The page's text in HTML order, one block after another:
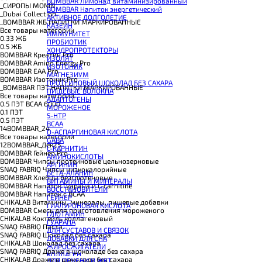
BOMBBAR Напиток энергетический
АКТИВНОЕ ДОЛГОЛЕТИЕ
КАЗЕИН
ИММУНИТЕТ
ПРОБИОТИК
ХОНДРОПРОТЕКТОРЫ
ИЗОЛЯТ
ИЗОТОНИК
МАГНЕЗИУМ
ПРОТЕИНОВЫЙ ШОКОЛАД БЕЗ САХАРА
ПИЩЕВЫЕ ВОЛОКНА
АДАПТОГЕНЫ
МОРОЖЕНОЕ
5-HTP
BCAA
D-АСПАРГИНОВАЯ КИСЛОТА
GABA
L-КАРНИТИН
АМИНОКИСЛОТЫ
АРГИНИН
БЕТА-АЛАНИН
ВИТАМИНЫ И МИНЕРАЛЫ
ВОССТАНОВИТЕЛИ
ГЕЙНЕР
ГИАЛУРОНОВАЯ КИСЛОТА
ГЛЮТАМИН
ГУАРАНА
ДЛЯ СУСТАВОВ И СВЯЗОК
ДОБАВКИ ДЛЯ СНА
ЖИРОСЖИГАТЕЛИ
КОЛЛАГЕН
ДЛЯ ПЕЧЕНИ И ЖКТ
_CИРОПЫ MONIN
_Dubai Collection
_BOMBBAR ЖБ НАПИТКИ МАРКИРОВАННЫЕ
Все товары категории
0.33 ЖБ
0.5 ЖБ
BOMBBAR Креатин Pro
BOMBBAR Amino Energy Pro
BOMBBAR EAA Pro
BOMBBAR Изотоник Pro
_BOMBBAR ПЭТ НАПИТКИ МАРКИРОВАННЫЕ
Все товары категории
0.5 ПЭТ ВСАА 6000
0.1 ПЭТ
0.5 ПЭТ
14BOMBBAR_24
Все товары категории
12BOMBBAR_Дек25
BOMBBAR Гейнер Pro
BOMBBAR Чипсы протеиновые цельнозерновые
SNAQ FABRIQ Чипсы низкокалорийные
BOMBBAR Хлебцы безглютеновые
BOMBBAR Напиток Гуарана и L-carnitine
BOMBBAR Напиток с BCAA
CHIKALAB Витамины, минералы, пищевые добавки
BOMBBAR Смесь для приготовления мороженого
CHIKALAB Коктейль коллагеновый
SNAQ FABRIQ Паста
SNAQ FABRIQ Шоколад без сахара
CHIKALAB Шоколад без сахара
SNAQ FABRIQ Драже в шоколаде без сахара
CHIKALAB Драже в шоколаде без сахара